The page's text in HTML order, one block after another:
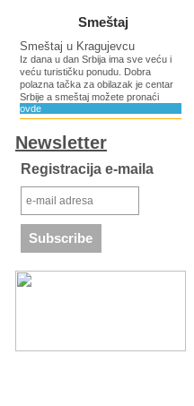
Smeštaj
Smeštaj u Kragujevcu
Iz dana u dan Srbija ima sve veću i
veću turističku ponudu. Dobra
polazna tačka za obilazak je centar
Srbije a smeštaj možete pronaći
ovde
Newsletter
Registracija e-maila